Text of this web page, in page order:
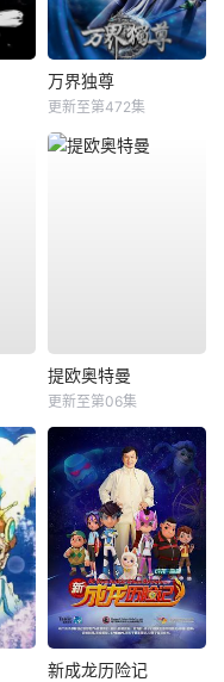
万界独尊
更新至第472集
提欧奥特曼
更新至第06集
新成龙历险记